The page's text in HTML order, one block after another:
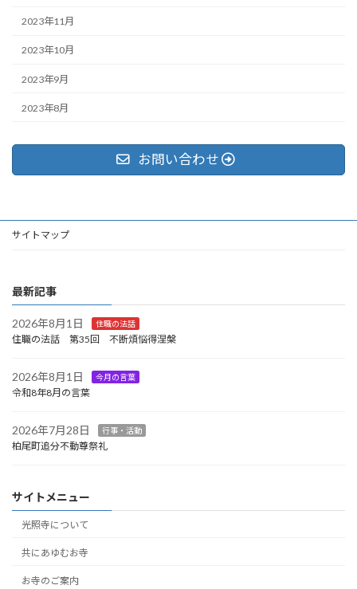
2023年11月
2023年10月
2023年9月
2023年8月
お問い合わせ
サイトマップ
最新記事
2026年8月1日 住職の法話
住職の法話 第35回 不断煩悩得涅槃
2026年8月1日 今月の言葉
令和8年8月の言葉
2026年7月28日 行事・活動
柏尾町追分不動尊祭礼
サイトメニュー
光照寺について
共にあゆむお寺
お寺のご案内